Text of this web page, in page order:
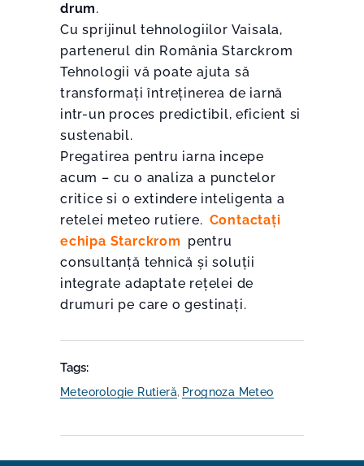
drum.
Cu sprijinul tehnologiilor Vaisala,
partenerul din România Starckrom
Tehnologii vă poate ajuta să
transformați întreținerea de iarnă
intr-un proces predictibil, eficient si
sustenabil.
Pregatirea pentru iarna incepe
acum – cu o analiza a punctelor
critice si o extindere inteligenta a
retelei meteo rutiere. Contactați
echipa Starckrom pentru
consultanță tehnică și soluții
integrate adaptate rețelei de
drumuri pe care o gestinați.
Tags:
Meteorologie Rutieră, Prognoza Meteo